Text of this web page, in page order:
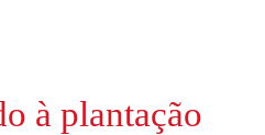
à plantação